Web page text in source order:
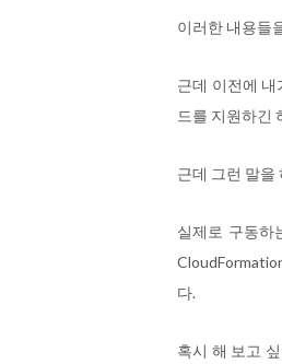
이러한 내용들
근데 이전에
드를 지원하긴
근데 그런 말을
실제로 구동하
다.
혹시 해 보고